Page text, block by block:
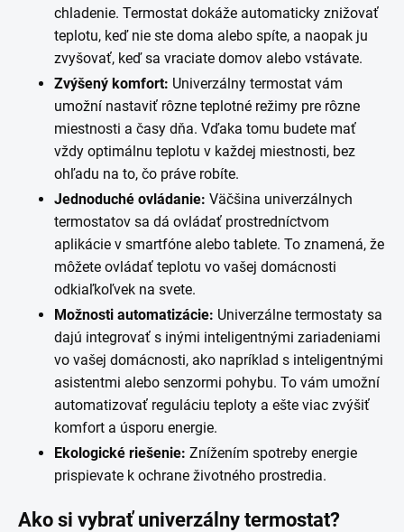
chladenie. Termostat dokáže automaticky znižovať
teplotu, keď nie ste doma alebo spíte, a naopak ju
zvyšovať, keď sa vraciate domov alebo vstávate.
Zvýšený komfort: Univerzálny termostat vám
umožní nastaviť rôzne teplotné režimy pre rôzne
miestnosti a časy dňa. Vďaka tomu budete mať
vždy optimálnu teplotu v každej miestnosti, bez
ohľadu na to, čo práve robíte.
Jednoduché ovládanie: Väčšina univerzálnych
termostatov sa dá ovládať prostredníctvom
aplikácie v smartfóne alebo tablete. To znamená, že
môžete ovládať teplotu vo vašej domácnosti
odkiaľkoľvek na svete.
Možnosti automatizácie: Univerzálne termostaty sa
dajú integrovať s inými inteligentnými zariadeniami
vo vašej domácnosti, ako napríklad s inteligentnými
asistentmi alebo senzormi pohybu. To vám umožní
automatizovať reguláciu teploty a ešte viac zvýšiť
komfort a úsporu energie.
Ekologické riešenie: Znížením spotreby energie
prispievate k ochrane životného prostredia.
Ako si vybrať univerzálny termostat?